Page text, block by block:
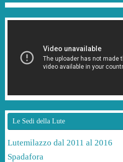
Le Sedi della Lute
Lutemilazzo dal 2011 al 2016
Spadafora